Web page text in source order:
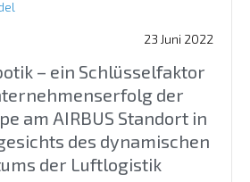
23 Juni 2022
– ein Schlüsselfaktor
der
am AIRBUS Standort in
des dynamischen
der Luftlogistik